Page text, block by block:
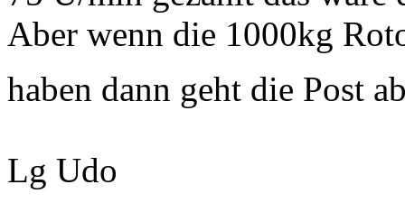
Aber wenn die 1000kg
haben dann geht die Post
Lg Udo